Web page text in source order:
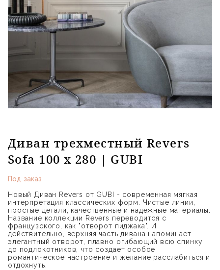
Диван трехместный Revers
Sofa 100 х 280 | GUBI
Под заказ
Новый Диван Revers от GUBI - современная мягкая
интерпретация классических форм. Чистые линии,
простые детали, качественные и надежные материалы.
Название коллекции Revers переводится с
французского, как "отворот пиджака". И
действительно, верхняя часть дивана напоминает
элегантный отворот, плавно огибающий всю спинку
до подлокотников, что создает особое
романтическое настроение и желание расслабиться и
отдохнуть.